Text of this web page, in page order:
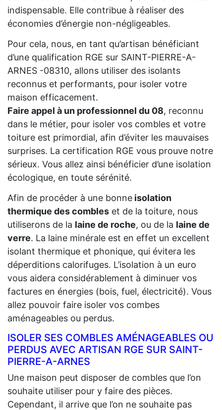
indispensable. Elle contribue à réaliser des
économies d’énergie non-négligeables.
Pour cela, nous, en tant qu’artisan bénéficiant
d’une qualification RGE sur SAINT-PIERRE-A-
ARNES -08310, allons utiliser des isolants
reconnus et performants, pour isoler votre
maison efficacement.
Faire appel à un professionnel du 08, reconnu
dans le métier, pour isoler vos combles et votre
toiture est primordial, afin d’éviter les mauvaises
surprises. La certification RGE vous prouve notre
sérieux. Vous allez ainsi bénéficier d’une isolation
écologique, en toute sérénité.
Afin de procéder à une bonne isolation
thermique des combles et de la toiture, nous
utiliserons de la laine de roche, ou de la laine de
verre. La laine minérale est en effet un excellent
isolant thermique et phonique, qui évitera les
déperditions calorifuges. L’isolation à un euro
vous aidera considérablement à diminuer vos
factures en énergies (bois, fuel, électricité). Vous
allez pouvoir faire isoler vos combes
aménageables ou perdus.
ISOLER SES COMBLES AMÉNAGEABLES OU
PERDUS AVEC ARTISAN RGE SUR SAINT-
PIERRE-A-ARNES
Une maison peut disposer de combles que l’on
souhaite utiliser pour y faire des pièces.
Cependant, il arrive que l’on ne souhaite pas